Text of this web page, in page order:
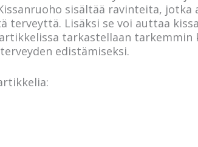
sisältää ravinteita, jotka
Lisäksi se voi auttaa
tarkastellaan tarkemmin
edistämiseksi.